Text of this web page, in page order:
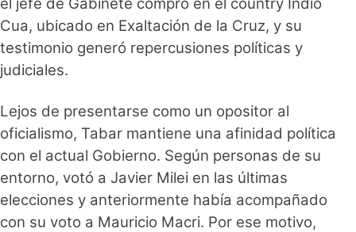
Cua, ubicado en Exaltación de la Cruz, y su
testimonio generó repercusiones políticas y
judiciales.
Lejos de presentarse como un opositor al
oficialismo, Tabar mantiene una afinidad política
con el actual Gobierno. Según personas de su
entorno, votó a Javier Milei en las últimas
elecciones y anteriormente había acompañado
con su voto a Mauricio Macri. Por ese motivo,